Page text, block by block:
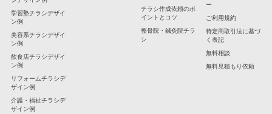
学習塾チラシデザイ
ン例
美容系チラシデザイ
ン例
飲食店チラシデザイ
ン例
リフォームチラシデ
ザイン例
介護・福祉チラシデ
ザイン例
チラシ作成依頼のポ
イントとコツ
整骨院・鍼灸院チラ
シ
ー
ご利用規約
特定商取引法に基づ
く表記
無料相談
無料見積もり依頼